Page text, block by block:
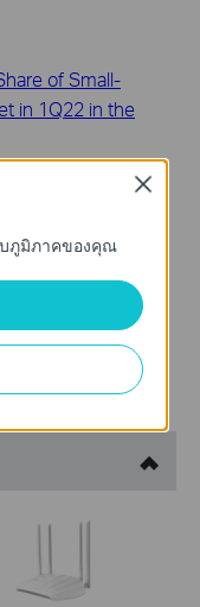
of Small-
in 1Q22 in the
Rubbing
ต์นี้
ภูมิภาคของคุณ
Close